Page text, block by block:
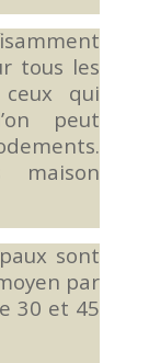
tous les
qui
peut
maison
sont
par
30 et 45